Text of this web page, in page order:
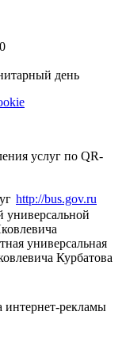
день
услуг по QR-
http://bus.gov.ru
универсальной
универсальная
Курбатова
интернет-рекламы